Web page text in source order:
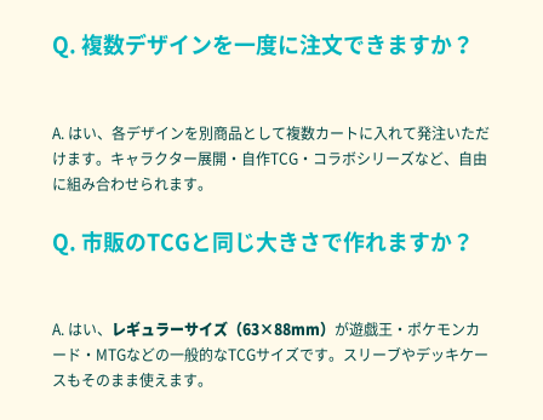
Q. 複数デザインを一度に注文できますか？
A. はい、各デザインを別商品として複数カートに入れて発注いただ
けます。キャラクター展開・自作TCG・コラボシリーズなど、自由
に組み合わせられます。
Q. 市販のTCGと同じ大きさで作れますか？
A. はい、 レギュラーサイズ（63×88mm） が遊戯王・ポケモンカ
ード・MTGなどの一般的なTCGサイズです。スリーブやデッキケー
スもそのまま使えます。